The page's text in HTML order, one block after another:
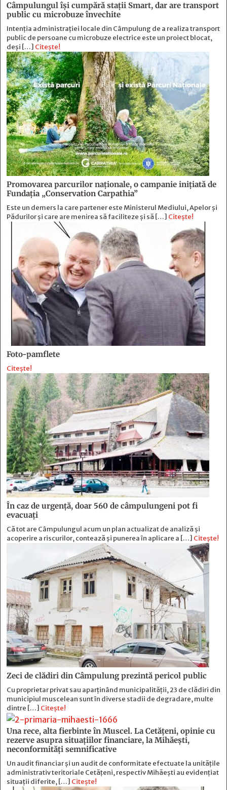
Câmpulungul îşi cumpără staţii Smart, dar are transport
public cu microbuze învechite
Intenția administrației locale din Câmpulung de a realiza transport
public de persoane cu microbuze electrice este un proiect blocat,
deși […] Citește!
Promovarea parcurilor naționale, o campanie inițiată de
Fundația „Conservation Carpathia”
Este un demers la care partener este Ministerul Mediului, Apelor și
Pădurilor și care are menirea să faciliteze și să […] Citește!
Foto-pamflete
Citește!
În caz de urgență, doar 560 de câmpulungeni pot fi
evacuați
Că tot are Câmpulungul acum un plan actualizat de analiză și
acoperire a riscurilor, contează și punerea în aplicare a […] Citește!
Zeci de clădiri din Câmpulung prezintă pericol public
Cu proprietar privat sau aparținând municipalității, 23 de clădiri din
municipiul muscelean sunt în diverse stadii de degradare, multe
dintre […] Citește!
Una rece, alta fierbinte în Muscel. La Cetăţeni, opinie cu
rezerve asupra situaţiilor financiare, la Mihăeşti,
neconformităţi semnificative
Un audit financiar și un audit de conformitate efectuate la unitățile
administrativ teritoriale Cetățeni, respectiv Mihăești au evidențiat
situații diferite, […] Citește!